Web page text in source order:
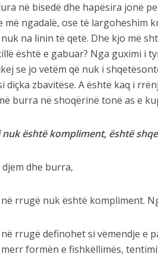
në bisedë dhe hapësira jonë
më ngadalë, ose të largoheshim
na linin të qetë. Dhe kjo më
është e gabuar? Nga guximi i
se jo vetëm që nuk i
diçka zbavitëse. A është kaq i
burra në shoqërinë tonë as e
është kompliment, është
dhe burra,
rrugë nuk është kompliment.
rrugë definohet si vëmendje e
formën e fishkëllimës,